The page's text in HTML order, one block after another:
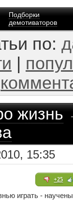
Подборки
демотиваторов
по:
жизнь
15:35
+25
играть -